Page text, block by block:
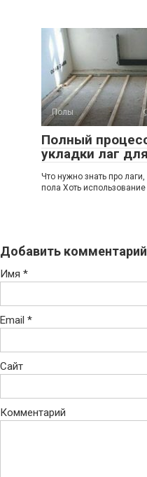
Полы
Полный
укладки лаг
Что нужно знать про
пола Хоть
Добавить комментарий
Имя *
Email *
Сайт
Комментарий